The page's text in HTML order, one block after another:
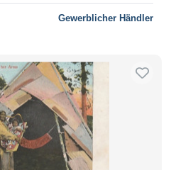
Gewerblicher Händler